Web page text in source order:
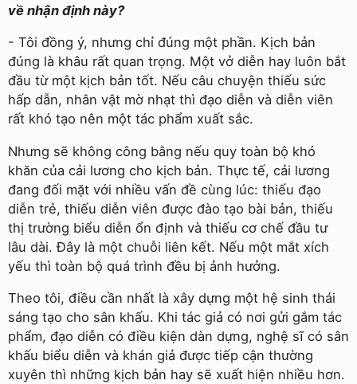
về nhận định này?
- Tôi đồng ý, nhưng chỉ đúng một phần. Kịch bản
đúng là khâu rất quan trọng. Một vở diễn hay luôn bắt
đầu từ một kịch bản tốt. Nếu câu chuyện thiếu sức
hấp dẫn, nhân vật mờ nhạt thì đạo diễn và diễn viên
rất khó tạo nên một tác phẩm xuất sắc.
Nhưng sẽ không công bằng nếu quy toàn bộ khó
khăn của cải lương cho kịch bản. Thực tế, cải lương
đang đối mặt với nhiều vấn đề cùng lúc: thiếu đạo
diễn trẻ, thiếu diễn viên được đào tạo bài bản, thiếu
thị trường biểu diễn ổn định và thiếu cơ chế đầu tư
lâu dài. Đây là một chuỗi liên kết. Nếu một mắt xích
yếu thì toàn bộ quá trình đều bị ảnh hưởng.
Theo tôi, điều cần nhất là xây dựng một hệ sinh thái
sáng tạo cho sân khấu. Khi tác giả có nơi gửi gắm tác
phẩm, đạo diễn có điều kiện dàn dựng, nghệ sĩ có sân
khấu biểu diễn và khán giả được tiếp cận thường
xuyên thì những kịch bản hay sẽ xuất hiện nhiều hơn.